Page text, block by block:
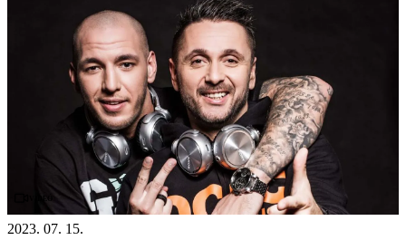
Videó
2023. 07. 15.